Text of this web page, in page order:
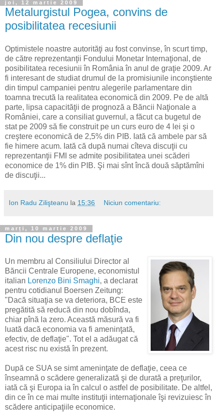
joi, 12 martie 2009
Metalurgistul Pogea, convins de
posibilitatea recesiunii
Optimistele noastre autorităţi au fost convinse, în scurt timp,
de către reprezentanţii Fondului Monetar Internaţional, de
posibilitatea recesiunii în România în anul de graţie 2009. Ar
fi interesant de studiat drumul de la promisiunile inconştiente
din timpul campaniei pentru alegerile parlamentare din
toamna trecută la realitatea economică din 2009. Pe de altă
parte, lipsa capacităţii de prognoză a Băncii Naţionale a
României, care a consiliat guvernul, a făcut ca bugetul de
stat pe 2009 să fie construit pe un curs euro de 4 lei şi o
creştere economică de 2,5% din PIB. Iată că ambele par să
fie himere acum. Iată că după numai cîteva discuţii cu
reprezentanţii FMI se admite posibilitatea unei scăderi
economice de 1% din PIB. Şi mai sînt încă două săptămîni
de discuţii...
Ion Radu Zilişteanu la 15:36 Niciun comentariu:
marți, 10 martie 2009
Din nou despre deflaţie
Un membru al Consiliului Director al
Băncii Centrale Europene, economistul
italian Lorenzo Bini Smaghi, a declarat
pentru cotidianul Boersen Zeitung:
"Dacă situaţia se va deteriora, BCE este
pregătită să reducă din nou dobînda,
chiar pînă la zero. Această măsură va fi
luată dacă economia va fi ameninţată,
efectiv, de deflaţie". Tot el a adăugat că
acest risc nu există în prezent.
După ce SUA se simt ameninţate de deflaţie, ceea ce
înseamnă o scădere generalizată şi de durată a preţurilor,
iată că şi Europa ia în calcul o astfel de posibilitate. De altfel,
din ce în ce mai multe instituţii internaţionale îşi revizuiesc în
scădere anticipaţiile economice.